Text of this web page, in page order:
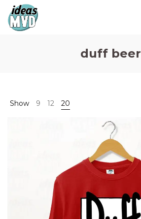
duff beer
Show 9 12 20